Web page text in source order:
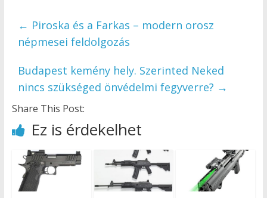
← Piroska és a Farkas – modern orosz
népmesei feldolgozás
Budapest kemény hely. Szerinted Neked
nincs szükséged önvédelmi fegyverre? →
Share This Post:
Ez is érdekelhet